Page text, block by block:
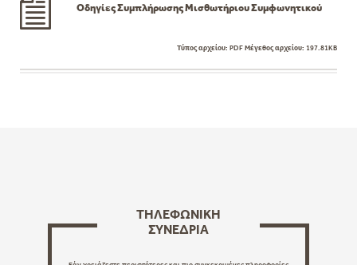
Οδηγίες Συμπλήρωσης Μισθωτήριου Συμφωνητικού
Τύπος αρχείου: PDFΜέγεθος αρχείου: 197.81KB
ΤΗΛΕΦΩΝΙΚΗ
ΣΥΝΕΔΡΙΑ